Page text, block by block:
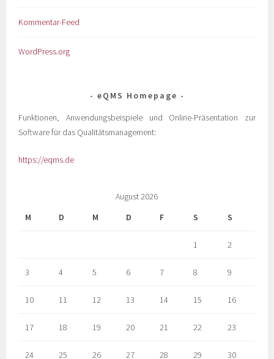
Kommentar-Feed
WordPress.org
eQMS Homepage
Funktionen, Anwendungsbeispiele und Online-Präsentation zur
Software für das Qualitätsmanagement:
https://eqms.de
August 2026
M
D M D F S S
1 2
3 4 5 6 7 8 9
10 11 12 13 14 15 16
17 18 19 20 21 22 23
24 25 26 27 28 29 30